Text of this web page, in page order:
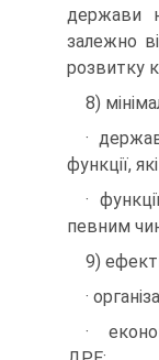
держави
залежно
розвитку
8)
·
функції,
·
певним
9)
·
·